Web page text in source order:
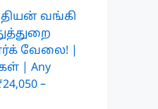
வங்கி
வேலை! |
| Any
–